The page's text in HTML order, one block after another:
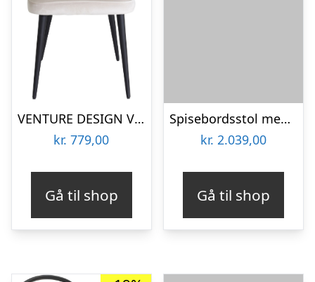
VENTURE DESIGN Velvet Deluxe spisebordsstol – beige velour og sort metal
kr. 779,00
Gå til shop
Spisebordsstol med armlæn Tissiana Kave Home grå twill stof drejefunktion stålben
kr. 2.039,00
Gå til shop